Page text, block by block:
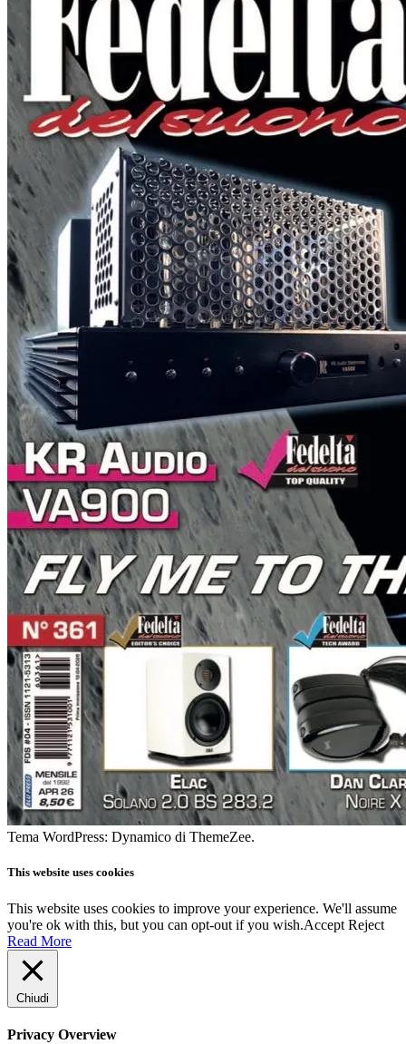
Tema WordPress: Dynamico di ThemeZee.
This website uses cookies
This website uses cookies to improve your experience. We'll assume
you're ok with this, but you can opt-out if you wish.Accept Reject
Read More
Chiudi
Privacy Overview